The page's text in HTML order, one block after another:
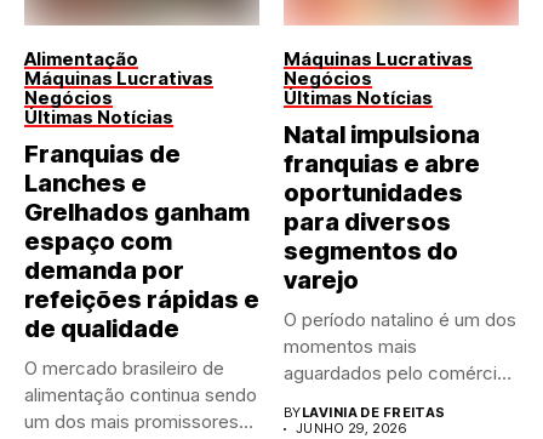
Alimentação
Máquinas Lucrativas
Negócios
Últimas Notícias
Franquias de
Lanches e
Grelhados ganham
espaço com
demanda por
refeições rápidas e
de qualidade
O mercado brasileiro de
alimentação continua sendo
um dos mais promissores
Máquinas Lucrativas
Negócios
Últimas Notícias
Natal impulsiona
franquias e abre
oportunidades
para diversos
segmentos do
varejo
O período natalino é um dos
momentos mais
aguardados pelo comércio
BYLAVINIA DE FREITAS
JUNHO 29, 2026